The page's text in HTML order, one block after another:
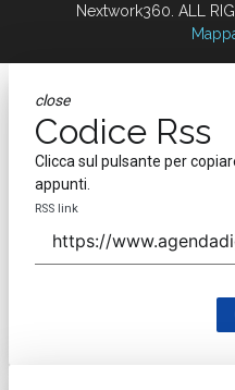
Nextwork360. ALL
close
Codice Rss
Clicca sul pulsante per
appunti.
RSS link